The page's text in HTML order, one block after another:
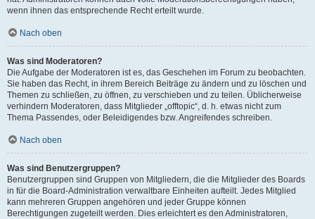
wenn ihnen das entsprechende Recht erteilt wurde.
Nach oben
Was sind Moderatoren?
Die Aufgabe der Moderatoren ist es, das Geschehen im Forum zu beobachten.
Sie haben das Recht, in ihrem Bereich Beiträge zu ändern und zu löschen und
Themen zu schließen, zu öffnen, zu verschieben und zu teilen. Üblicherweise
verhindern Moderatoren, dass Mitglieder „offtopic“, d. h. etwas nicht zum
Thema Passendes, oder Beleidigendes bzw. Angreifendes schreiben.
Nach oben
Was sind Benutzergruppen?
Benutzergruppen sind Gruppen von Mitgliedern, die die Mitglieder des Boards
in für die Board-Administration verwaltbare Einheiten aufteilt. Jedes Mitglied
kann mehreren Gruppen angehören und jeder Gruppe können
Berechtigungen zugeteilt werden. Dies erleichtert es den Administratoren,